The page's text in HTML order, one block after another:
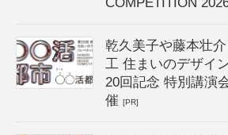
乾久美子や藤本壮
工 住まいのデザイ
20回記念 特別講演
催[PR]